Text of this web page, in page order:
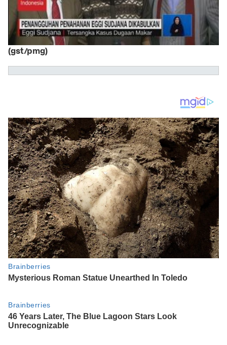
(gst/pmg)